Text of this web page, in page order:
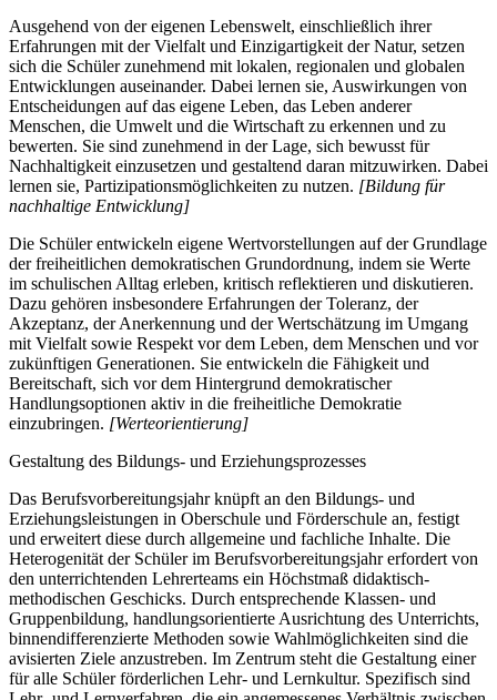
Ausgehend von der eigenen Lebenswelt, einschließlich ihrer
Erfahrungen mit der Vielfalt und Einzigartigkeit der Natur, setzen
sich die Schüler zunehmend mit lokalen, regionalen und globalen
Entwicklungen auseinander. Dabei lernen sie, Auswirkungen von
Entscheidungen auf das eigene Leben, das Leben anderer
Menschen, die Umwelt und die Wirtschaft zu erkennen und zu
bewerten. Sie sind zunehmend in der Lage, sich bewusst für
Nachhaltigkeit einzusetzen und gestaltend daran mitzuwirken. Dabei
lernen sie, Partizipationsmöglichkeiten zu nutzen. [Bildung für
nachhaltige Entwicklung]
Die Schüler entwickeln eigene Wertvorstellungen auf der Grundlage
der freiheitlichen demokratischen Grundordnung, indem sie Werte
im schulischen Alltag erleben, kritisch reflektieren und diskutieren.
Dazu gehören insbesondere Erfahrungen der Toleranz, der
Akzeptanz, der Anerkennung und der Wertschätzung im Umgang
mit Vielfalt sowie Respekt vor dem Leben, dem Menschen und vor
zukünftigen Generationen. Sie entwickeln die Fähigkeit und
Bereitschaft, sich vor dem Hintergrund demokratischer
Handlungsoptionen aktiv in die freiheitliche Demokratie
einzubringen. [Werteorientierung]
Gestaltung des Bildungs- und Erziehungsprozesses
Das Berufsvorbereitungsjahr knüpft an den Bildungs- und
Erziehungsleistungen in Oberschule und Förderschule an, festigt
und erweitert diese durch allgemeine und fachliche Inhalte. Die
Heterogenität der Schüler im Berufsvorbereitungsjahr erfordert von
den unterrichtenden Lehrerteams ein Höchstmaß didaktisch-
methodischen Geschicks. Durch entsprechende Klassen- und
Gruppenbildung, handlungsorientierte Ausrichtung des Unterrichts,
binnendifferenzierte Methoden sowie Wahlmöglichkeiten sind die
avisierten Ziele anzustreben. Im Zentrum steht die Gestaltung einer
für alle Schüler förderlichen Lehr- und Lernkultur. Spezifisch sind